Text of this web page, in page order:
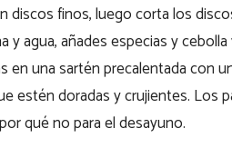
discos finos, luego corta los
y agua, añades especias y
en una sartén precalentada con
estén doradas y crujientes. Los
qué no para el desayuno.